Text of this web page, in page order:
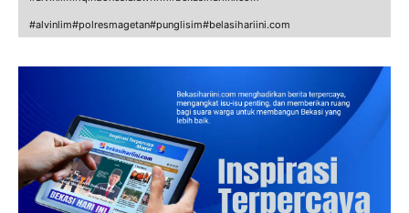
#alvinlim#polresmagetan#punglisim#belasihariini.com